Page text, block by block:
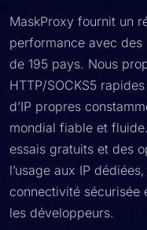
MaskProxy fournit un
performance avec des
de 195 pays. Nous
HTTP/SOCKS5
d’IP propres
mondial fiable et
essais gratuits et des
l’usage aux IP
connectivité sécurisée
les développeurs.